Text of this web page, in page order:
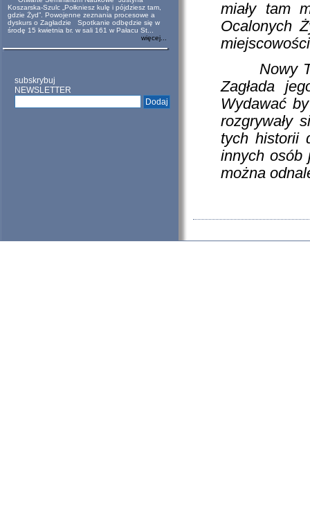
Koszarska-Szulc „Połkniesz kulę i pójdziesz tam,
gdzie Żyd”. Powojenne zeznania procesowe a
dyskurs o Zagładzie Spotkanie odbędzie się w
środę 15 kwietnia br. w sali 161 w Pałacu St...
więcej...
subskrybuj
NEWSLETTER
miały tam
Ocalonych
Nowy
Zagłada
Wydawać
rozgrywały
tych historii
innych osób
można